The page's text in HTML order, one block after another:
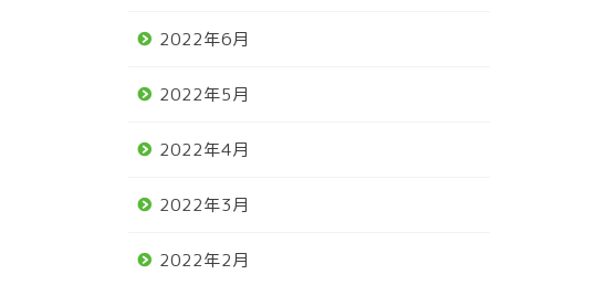
2022年6月
2022年5月
2022年4月
2022年3月
2022年2月